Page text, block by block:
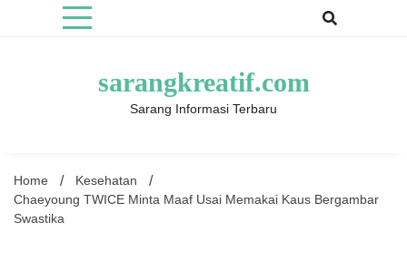
sarangkreatif.com
Sarang Informasi Terbaru
Home
Kesehatan
Chaeyoung TWICE Minta Maaf Usai Memakai Kaus Bergambar
Swastika